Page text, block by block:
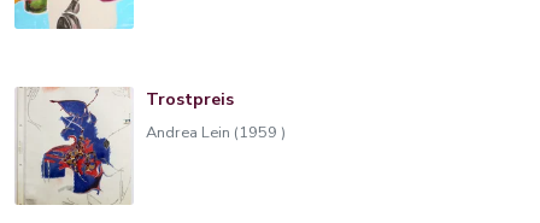
Trostpreis
Andrea Lein (1959 )